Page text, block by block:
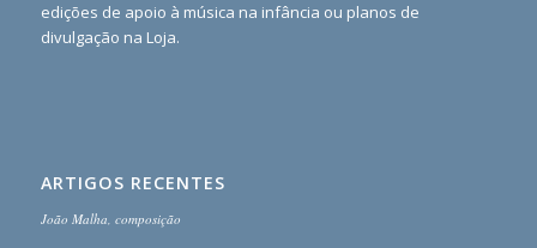
edições de apoio à música na infância ou planos de
divulgação na Loja.
ARTIGOS RECENTES
João Malha, composição